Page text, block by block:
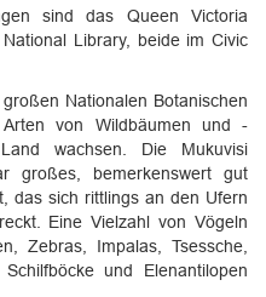
sind das Queen Victoria
Library, beide im Civic
Nationalen Botanischen
von Wildbäumen und -
wachsen. Die Mukuvisi
großes, bemerkenswert gut
das sich rittlings an den Ufern
Eine Vielzahl von Vögeln
Zebras, Impalas, Tsessche,
und Elenantilopen